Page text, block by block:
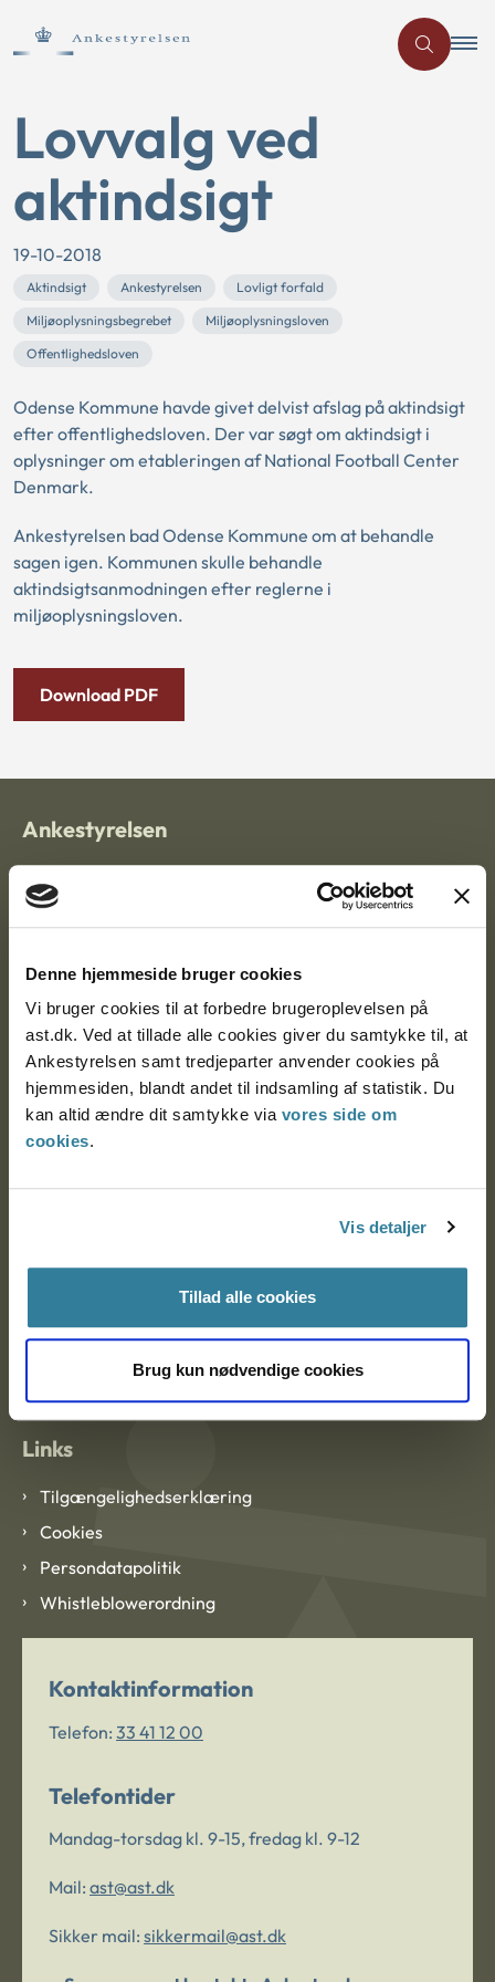
Denne hjemmeside bruger cookies
Vi bruger cookies til at forbedre brugeroplevelsen på
ast.dk. Ved at tillade alle cookies giver du samtykke til, at
Ankestyrelsen samt tredjeparter anvender cookies på
hjemmesiden, blandt andet til indsamling af statistik. Du
kan altid ændre dit samtykke via vores side om
cookies.
Vis detaljer
Tillad alle cookies
Brug kun nødvendige cookies
Lovvalg ved
aktindsigt
19-10-2018
Aktindsigt Ankestyrelsen
Lovligt forfald
Miljøoplysningsbegrebet
Miljøoplysningsloven
Offentlighedsloven
Odense Kommune havde givet delvist afslag på aktindsigt
efter offentlighedsloven. Der var søgt om aktindsigt i
oplysninger om etableringen af National Football Center
Denmark.
Ankestyrelsen bad Odense Kommune om at behandle
sagen igen. Kommunen skulle behandle
aktindsigtsanmodningen efter reglerne i
miljøoplysningsloven.
Download PDF
Ankestyrelsen
Postadresse:
Nytorv 7, 2. sal
Ankestyrelsen Aalborg
Ankestyrelsen København
EAN: 57 98 000 35 48 21
Om Ankestyrelsen
Om Ankestyrelsen
Blanketter og kontaktformularer
Links
Tilgængelighedserklæring
Cookies
Persondatapolitik
Whistleblowerordning
Kontaktinformation
Telefon: 33 41 12 00
Telefontider
Mandag-torsdag kl. 9-15, fredag kl. 9-12
Mail: ast@ast.dk
Sikker mail: sikkermail@ast.dk